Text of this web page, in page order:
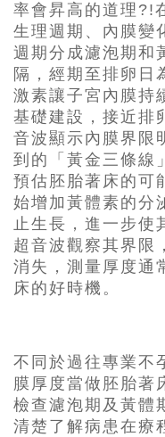
率會昇高的道理?!
生理週期、內膜變
週期分成濾泡期和
隔，經期至排卵日
激素讓子宮內膜持
基礎建設，接近排
音波顯示內膜界限
到的「黃金三條線
預估胚胎著床的可
始增加黃體素的分
止生長，進一步使
超音波觀察其界限
消失，測量厚度通
床的好時機。
不同於過往專業不
膜厚度當做胚胎著
檢查濾泡期及黃體
清楚了解病患在療